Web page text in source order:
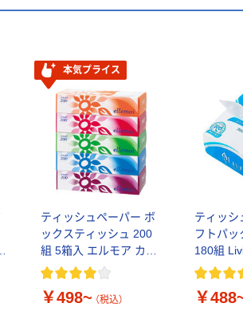
本気プライス
ティッシュペーパー ボ
ックスティッシュ 200
組 5箱入 エルモア カミ
商事
￥498~ （税込）
ティッシ
フトパッ
180組
クトティ
￥